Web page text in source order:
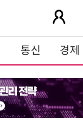
통신 경제